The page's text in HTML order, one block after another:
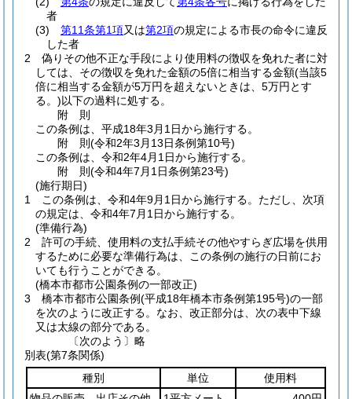
者
(3)
第11条第1項又は第2項の規定による市長の命令に違反
した者
2
偽りその他不正な手段により使用料の徴収を免れた者に対
しては、その徴収を免れた金額の5倍に相当する金額(当該5
倍に相当する金額が5万円を超えないときは、5万円とす
る。)以下の過料に処する。
附 則
この条例は、平成18年3月1日から施行する。
附 則(令和2年3月13日条例第10号)
この条例は、令和2年4月1日から施行する。
附 則(令和4年7月1日条例第23号)
(施行期日)
1
この条例は、令和4年9月1日から施行する。 ただし、次項
の規定は、令和4年7月1日から施行する。
(準備行為)
2
許可の手続、使用料の支払手続その他やすらぎ広場を供用
するために必要な準備行為は、この条例の施行の日前にお
いても行うことができる。
(橋本市都市公園条例の一部改正)
3
橋本市都市公園条例(平成18年橋本市条例第195号)の一部
を次のように改正する。 なお、改正部分は、次の表中下線
又は太線の部分である。
〔次のよう〕略
別表(第7条関係)
種別
単位
使用料